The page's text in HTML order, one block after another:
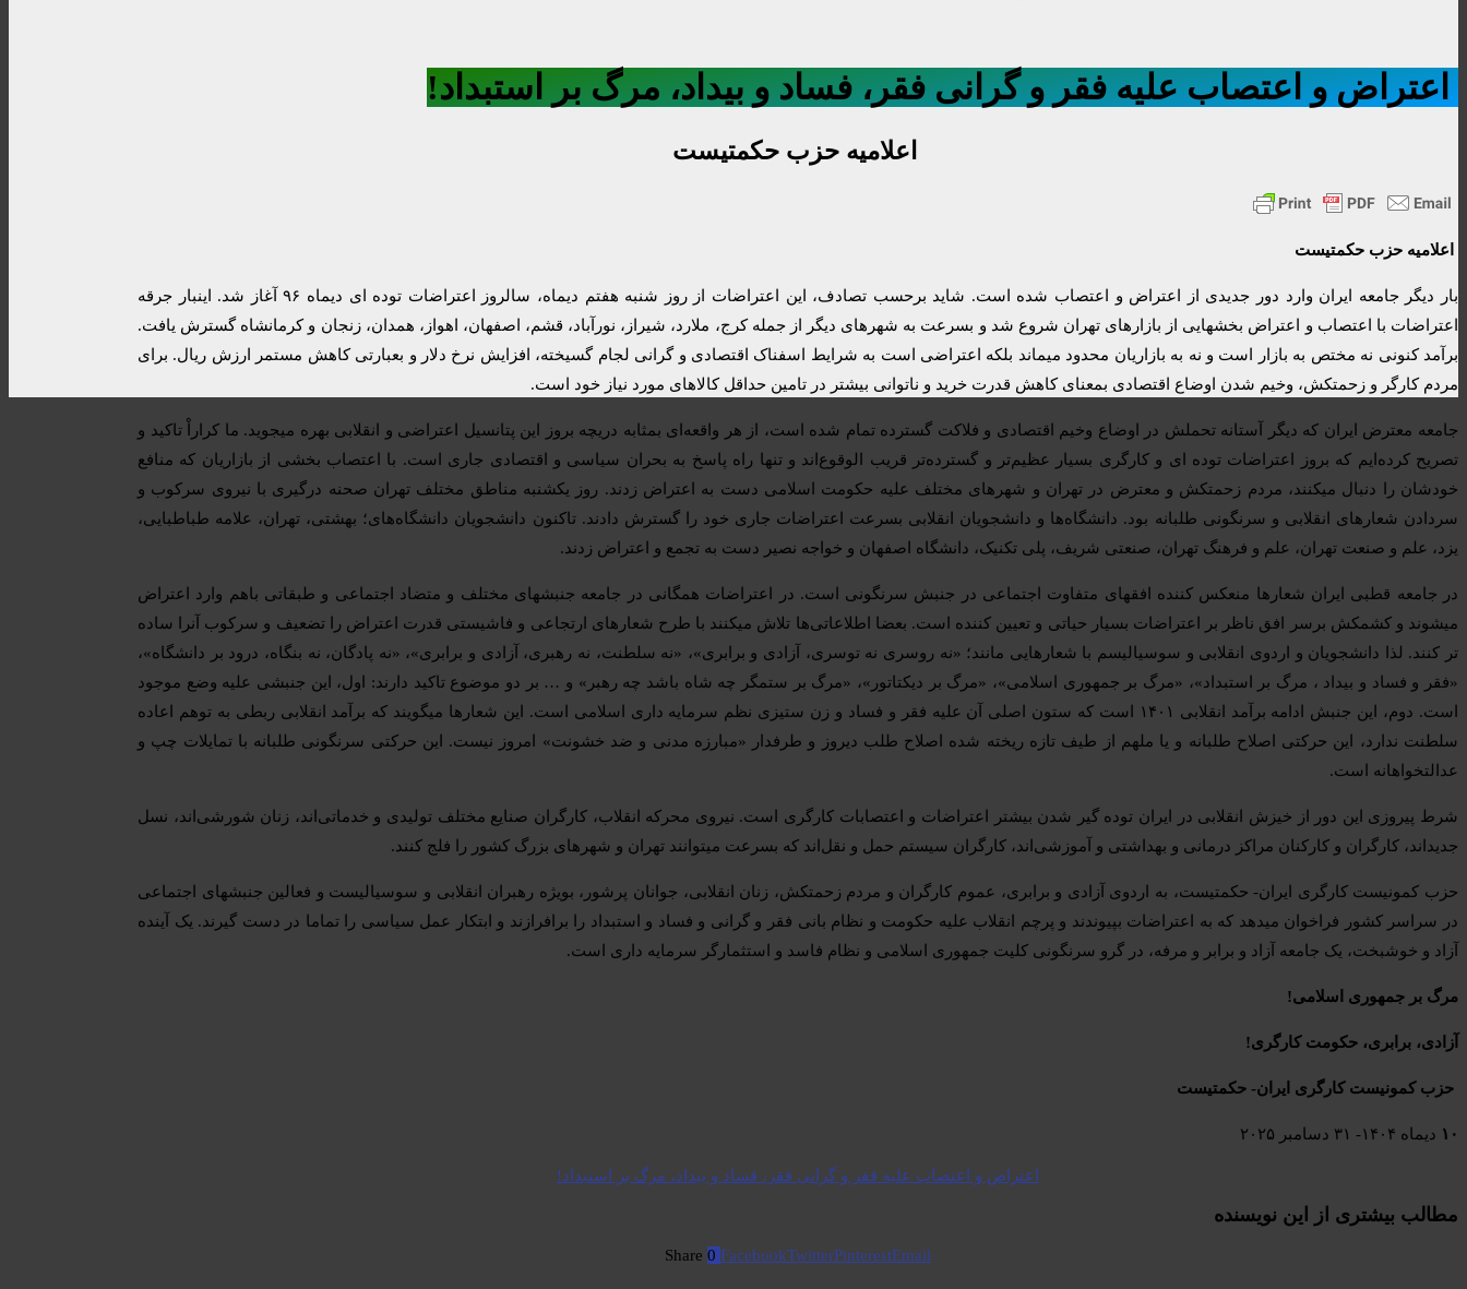
اعتراض و اعتصاب علیه فقر و گرانی فقر، فساد و بیداد، مرگ بر استبداد!
اعلامیه حزب حکمتیست
اعلامیه حزب حکمتیست
بار دیگر جامعه ایران وارد دور جدیدی از اعتراض و اعتصاب شده است. شاید برحسب تصادف، این اعتراضات از روز شنبه هفتم دیماه، سالروز اعتراضات توده ای دیماه ۹۶ آغاز شد. اینبار جرقه
اعتراضات با اعتصاب و اعتراض بخشهایی از بازارهای تهران شروع شد و بسرعت به شهرهای دیگر از جمله کرج، ملارد، شیراز، نورآباد، قشم، اصفهان، اهواز، همدان، زنجان و کرمانشاه گسترش یافت.
برآمد کنونی نه مختص به بازار است و نه به بازاریان محدود میماند بلکه اعتراضی است به شرایط اسفناک اقتصادی و گرانی لجام گسیخته، افزایش نرخ دلار و بعبارتی کاهش مستمر ارزش ریال. برای
مردم کارگر و زحمتکش، وخیم شدن اوضاع اقتصادی بمعنای کاهش قدرت خرید و ناتوانی بیشتر در تامین حداقل کالاهای مورد نیاز خود است.
جامعه معترض ایران که دیگر آستانه تحملش در اوضاع وخیم اقتصادی و فلاکت گسترده تمام شده است، از هر واقعه‌ای بمثابه دریچه بروز این پتانسیل اعتراضی و انقلابی بهره میجوید. ما کراراْ تاکید و
تصریح کرده‌ایم که بروز اعتراضات توده ای و کارگری بسیار عظیم‌تر و گسترده‌تر قریب الوقوع‌اند و تنها راه پاسخ به بحران سیاسی و اقتصادی جاری است. با اعتصاب بخشی از بازاریان که منافع
خودشان را دنبال میکنند، مردم زحمتکش و معترض در تهران و شهرهای مختلف علیه حکومت اسلامی دست به اعتراض زدند. روز یکشنبه مناطق مختلف تهران صحنه درگیری با نیروی سرکوب و
سردادن شعارهای انقلابی و سرنگونی طلبانه بود. دانشگاه‌ها و دانشجویان انقلابی بسرعت اعتراضات جاری خود را گسترش دادند. تاکنون دانشجویان دانشگاه‌های؛ بهشتی، تهران، علامه طباطبایی،
یزد، علم و صنعت تهران، علم و فرهنگ تهران، صنعتی شریف، پلی تکنیک، دانشگاه اصفهان و خواجه نصیر دست به تجمع و اعتراض زدند.
در جامعه قطبی ایران شعارها منعکس کننده افقهای متفاوت اجتماعی در جنبش سرنگونی است. در اعتراضات همگانی در جامعه جنبشهای مختلف و متضاد اجتماعی و طبقاتی باهم وارد اعتراض
میشوند و کشمکش برسر افق ناظر بر اعتراضات بسیار حیاتی و تعیین کننده است. بعضا اطلاعاتی‌ها تلاش میکنند با طرح شعارهای ارتجاعی و فاشیستی قدرت اعتراض را تضعیف و سرکوب آنرا ساده
تر کنند. لذا دانشجویان و اردوی انقلابی و سوسیالیسم با شعارهایی مانند؛‌ «نه روسری نه توسری، آزادی و برابری»، «نه سلطنت، نه رهبری، آزادی و برابری»، «نه پادگان، نه بنگاه، درود بر دانشگاه»،
«فقر و فساد و بیداد ، مرگ بر استبداد»، «مرگ بر جمهوری اسلامی»، «مرگ بر دیکتاتور»، «مرگ بر ستمگر چه شاه باشد چه رهبر» و … بر دو موضوع تاکید دارند: اول، این جنبشی علیه وضع موجود
است. دوم، این جنبش ادامه برآمد انقلابی ۱۴۰۱ است که ستون اصلی آن علیه فقر و فساد و زن ستیزی نظم سرمایه داری اسلامی است. این شعارها میگویند که برآمد انقلابی ربطی به توهم اعاده
سلطنت ندارد، این حرکتی اصلاح طلبانه و یا ملهم از طیف تازه ریخته شده اصلاح طلب دیروز و طرفدار «مبارزه مدنی و ضد خشونت» امروز نیست. این حرکتی سرنگونی طلبانه با تمایلات چپ و
عدالتخواهانه است.
شرط پیروزی این دور از خیزش انقلابی در ایران توده گیر شدن بیشتر اعتراضات و اعتصابات کارگری است. نیروی محرکه انقلاب، کارگران صنایع مختلف تولیدی و خدماتی‌اند، زنان شورشی‌اند، نسل
جدید‌اند، کارگران و کارکنان مراکز درمانی و بهداشتی و آموزشی‌اند، کارگران سیستم حمل و نقل‌اند که بسرعت میتوانند تهران و شهرهای بزرگ کشور را فلج کنند.
حزب کمونیست کارگری ایران- حکمتیست، به اردوی آزادی و برابری، عموم کارگران و مردم زحمتکش، زنان انقلابی، جوانان پرشور، بویژه رهبران انقلابی و سوسیالیست و فعالین جنبشهای اجتماعی
در سراسر کشور فراخوان میدهد که به اعتراضات بپیوندند و پرچم انقلاب علیه حکومت و نظام بانی فقر و گرانی و فساد و استبداد را برافرازند و ابتکار عمل سیاسی را تماما در دست گیرند. یک آینده
آزاد و خوشبخت، یک جامعه آزاد و برابر و مرفه، در گرو سرنگونی کلیت جمهوری اسلامی و نظام فاسد و استثمارگر سرمایه داری است.
مرگ بر جمهوری اسلامی!
آزادی، برابری، حکومت کارگری!
حزب کمونیست کارگری ایران- حکمتیست
۱۰ دیماه ۱۴۰۴- ۳۱ دسامبر ۲۰۲۵
اعتراض و اعتصاب علیه فقر و گرانی فقر، فساد و بیداد، مرگ بر استبداد!
مطالب بیشتری از این نویسندە
Share 0 FacebookTwitterPinterestEmail